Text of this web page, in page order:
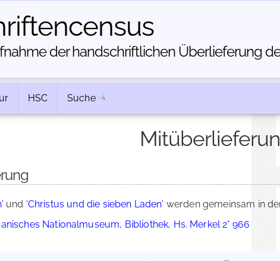
der handschriftlichen Über­lieferung
HSC Suche
und 'Christus und die sieben Laden' werden gemeinsam in
Nationalmuseum, Bibliothek, Hs. Merkel 2° 966